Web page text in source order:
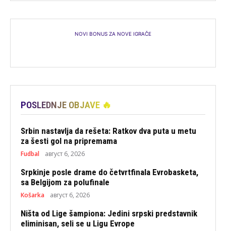
NOVI BONUS ZA NOVE IGRAČE
POSLEDNJE OBJAVE 🔥
Srbin nastavlja da rešeta: Ratkov dva puta u metu
za šesti gol na pripremama
Fudbal август 6, 2026
Srpkinje posle drame do četvrtfinala Evrobasketa,
sa Belgijom za polufinale
Košarka август 6, 2026
Ništa od Lige šampiona: Jedini srpski predstavnik
eliminisan, seli se u Ligu Evrope